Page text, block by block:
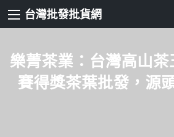
台灣批發批貨網
樂菁茶業：台灣高山
賽得獎茶葉批發，源